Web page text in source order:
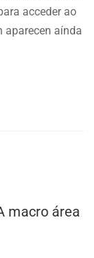
acceder ao
aparecen aínda
macro área